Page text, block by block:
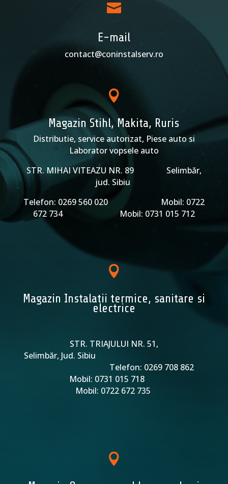

E-mail
contact@coninstalserv.ro

Magazin Stihl, Makita, Ruris
Distributie, service autorizat, Piese auto si
Laborator vopsele auto
STR. MIHAI VITEAZU NR. 89 Selimbăr,
jud. Sibiu
Telefon: 0269 560 020 Mobil: 0722
672 734 Mobil: 0731 015 712

Magazin Instalatii termice, sanitare si
electrice
STR. TRIAJULUI NR. 51,
Selimbăr, Jud. Sibiu
Telefon: 0269 708 862
Mobil: 0731 015 718
Mobil: 0722 672 735
